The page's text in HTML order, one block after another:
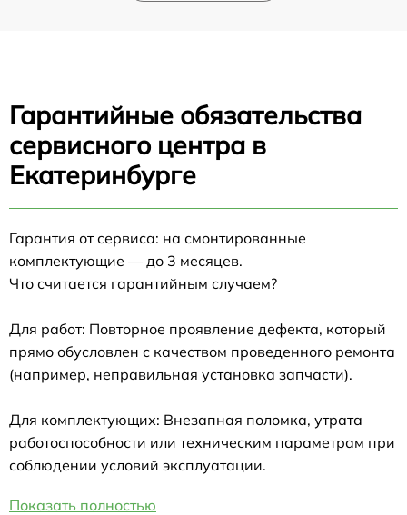
Гарантийные обязательства
сервисного центра в
Екатеринбурге
Гарантия от сервиса: на смонтированные
комплектующие — до 3 месяцев.
Что считается гарантийным случаем?
Для работ: Повторное проявление дефекта, который
прямо обусловлен с качеством проведенного ремонта
(например, неправильная установка запчасти).
Для комплектующих: Внезапная поломка, утрата
работоспособности или техническим параметрам при
соблюдении условий эксплуатации.
Показать полностью